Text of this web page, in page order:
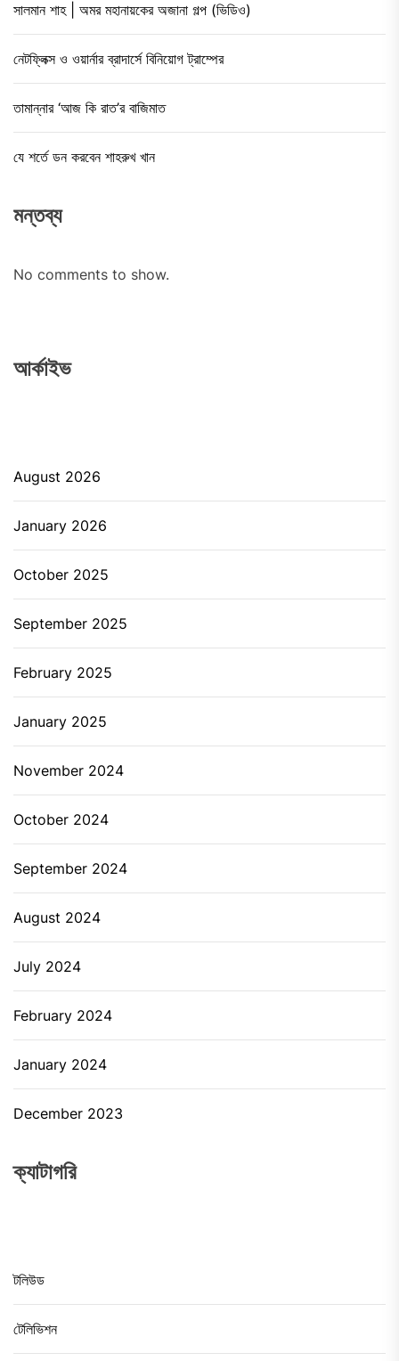
সালমান শাহ | অমর মহানায়কের অজানা গল্প (ভিডিও)
নেটফ্লিক্স ও ওয়ার্নার ব্রাদার্সে বিনিয়োগ ট্রাম্পের
তামান্নার ‘আজ কি রাত’র বাজিমাত
যে শর্তে ডন করবেন শাহরুখ খান
মন্তব্য
No comments to show.
আর্কাইভ
August 2026
January 2026
October 2025
September 2025
February 2025
January 2025
November 2024
October 2024
September 2024
August 2024
July 2024
February 2024
January 2024
December 2023
ক্যাটাগরি
টলিউড
টেলিভিশন